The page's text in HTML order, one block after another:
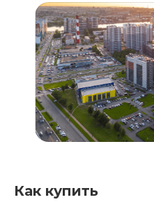
Как купить